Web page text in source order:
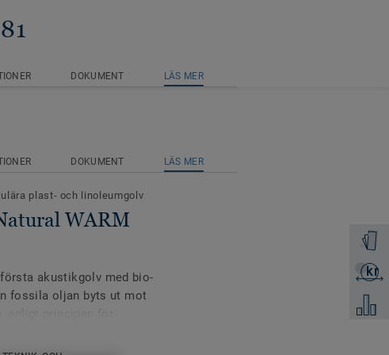
DOKUMENT LÄS MER
Beställ
kr
Jämför
DOKUMENT LÄS MER
plast- och linoleumgolv
WARM
akustikgolv med bio-
fossila oljan byts ut mot